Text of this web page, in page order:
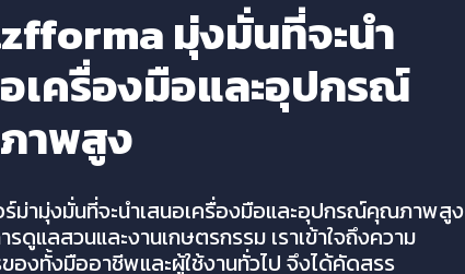
มุ่งมั่นที่จะนำ
เครื่องมือและอุปกรณ์
าพสูง
ม่ามุ่งมั่นที่จะนำเสนอเครื่องมือและอุปกรณ์คุณภาพสูง
รดูแลสวนและงานเกษตรกรรม เราเข้าใจถึงความ
องทั้งมืออาชีพและผู้ใช้งานทั่วไป จึงได้คัดสรร